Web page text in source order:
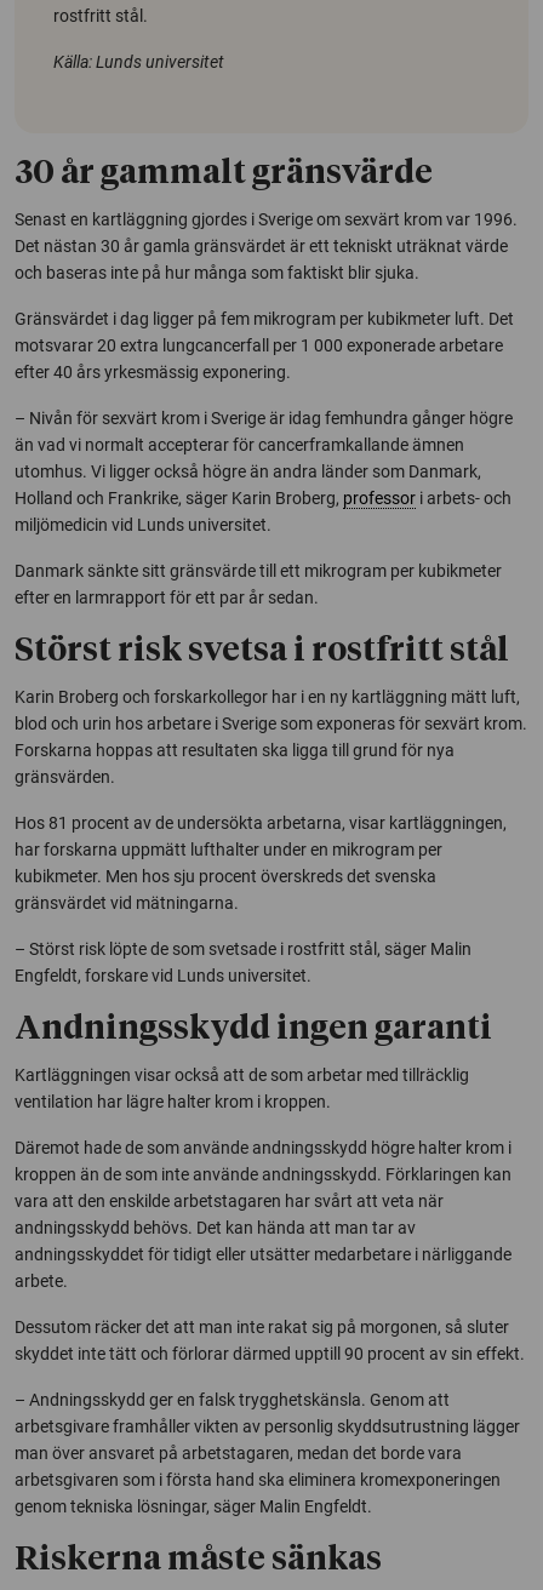
rostfritt stål.
Källa: Lunds universitet
30 år gammalt gränsvärde
Senast en kartläggning gjordes i Sverige om sexvärt krom var 1996.
Det nästan 30 år gamla gränsvärdet är ett tekniskt uträknat värde
och baseras inte på hur många som faktiskt blir sjuka.
Gränsvärdet i dag ligger på fem mikrogram per kubikmeter luft. Det
motsvarar 20 extra lungcancerfall per 1 000 exponerade arbetare
efter 40 års yrkesmässig exponering.
– Nivån för sexvärt krom i Sverige är idag femhundra gånger högre
än vad vi normalt accepterar för cancerframkallande ämnen
utomhus. Vi ligger också högre än andra länder som Danmark,
Holland och Frankrike, säger Karin Broberg, professor i arbets- och
miljömedicin vid Lunds universitet.
Danmark sänkte sitt gränsvärde till ett mikrogram per kubikmeter
efter en larmrapport för ett par år sedan.
Störst risk svetsa i rostfritt stål
Karin Broberg och forskarkollegor har i en ny kartläggning mätt luft,
blod och urin hos arbetare i Sverige som exponeras för sexvärt krom.
Forskarna hoppas att resultaten ska ligga till grund för nya
gränsvärden.
Hos 81 procent av de undersökta arbetarna, visar kartläggningen,
har forskarna uppmätt lufthalter under en mikrogram per
kubikmeter. Men hos sju procent överskreds det svenska
gränsvärdet vid mätningarna.
– Störst risk löpte de som svetsade i rostfritt stål, säger Malin
Engfeldt, forskare vid Lunds universitet.
Andningsskydd ingen garanti
Kartläggningen visar också att de som arbetar med tillräcklig
ventilation har lägre halter krom i kroppen.
Däremot hade de som använde andningsskydd högre halter krom i
kroppen än de som inte använde andningsskydd. Förklaringen kan
vara att den enskilde arbetstagaren har svårt att veta när
andningsskydd behövs. Det kan hända att man tar av
andningsskyddet för tidigt eller utsätter medarbetare i närliggande
arbete.
Dessutom räcker det att man inte rakat sig på morgonen, så sluter
skyddet inte tätt och förlorar därmed upptill 90 procent av sin effekt.
– Andningsskydd ger en falsk trygghetskänsla. Genom att
arbetsgivare framhåller vikten av personlig skyddsutrustning lägger
man över ansvaret på arbetstagaren, medan det borde vara
arbetsgivaren som i första hand ska eliminera kromexponeringen
genom tekniska lösningar, säger Malin Engfeldt.
Riskerna måste sänkas